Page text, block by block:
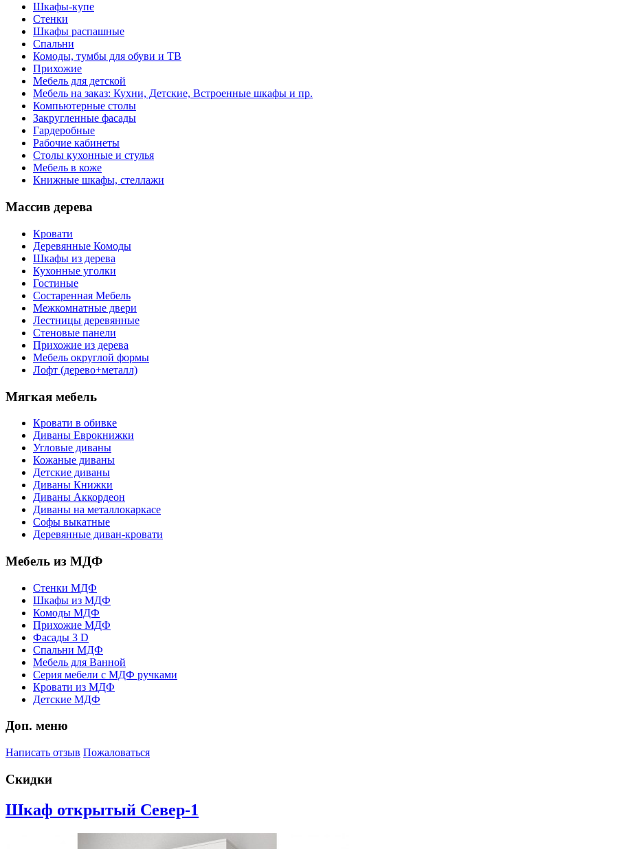
Шкафы-купе
Стенки
Шкафы распашные
Спальни
Комоды, тумбы для обуви и ТВ
Прихожие
Мебель для детской
Мебель на заказ: Кухни, Детские, Встроенные шкафы и пр.
Компьютерные столы
Закругленные фасады
Гардеробные
Рабочие кабинеты
Столы кухонные и стулья
Мебель в коже
Книжные шкафы, стеллажи
Массив дерева
Кровати
Деревянные Комоды
Шкафы из дерева
Кухонные уголки
Гостиные
Состаренная Мебель
Межкомнатные двери
Лестницы деревянные
Стеновые панели
Прихожие из дерева
Мебель округлой формы
Лофт (дерево+металл)
Мягкая мебель
Кровати в обивке
Диваны Еврокнижки
Угловые диваны
Кожаные диваны
Детские диваны
Диваны Книжки
Диваны Аккордеон
Диваны на металлокаркасе
Софы выкатные
Деревянные диван-кровати
Мебель из МДФ
Стенки МДФ
Шкафы из МДФ
Комоды МДФ
Прихожие МДФ
Фасады 3 D
Спальни МДФ
Мебель для Ванной
Серия мебели с МДФ ручками
Кровати из МДФ
Детские МДФ
Доп. меню
Написать отзыв Пожаловаться
Скидки
Шкаф открытый Север-1